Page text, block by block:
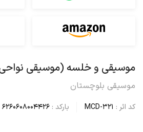
موسیقی و خلسه (موسیقی نواحی
موسیقی بلوچستان
کد اثر : MCD-321 بارکد : 6260608004426